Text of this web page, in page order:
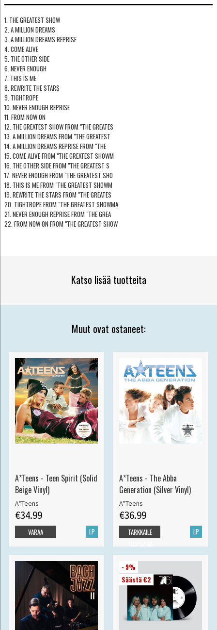
1. THE GREATEST SHOW
2. A MILLION DREAMS
3. A MILLION DREAMS REPRISE
4. COME ALIVE
5. THE OTHER SIDE
6. NEVER ENOUGH
7. THIS IS ME
8. REWRITE THE STARS
9. TIGHTROPE
10. NEVER ENOUGH REPRISE
11. FROM NOW ON
12. THE GREATEST SHOW FROM "THE GREATES
13. A MILLION DREAMS FROM "THE GREATEST
14. A MILLION DREAMS REPRISE FROM "THE
15. COME ALIVE FROM "THE GREATEST SHOWM
16. THE OTHER SIDE FROM "THE GREATEST S
17. NEVER ENOUGH FROM "THE GREATEST SHO
18. THIS IS ME FROM "THE GREATEST SHOWM
19. REWRITE THE STARS FROM "THE GREATES
20. TIGHTROPE FROM "THE GREATEST SHOWMA
21. NEVER ENOUGH REPRISE FROM "THE GREA
22. FROM NOW ON FROM "THE GREATEST SHOW
Katso lisää tuotteita
Muut ovat ostaneet:
A*Teens - Teen Spirit (Solid
Beige Vinyl)
A*Teens
€34.99
LP
VARAA
A*Teens - The Abba
Generation (Silver Vinyl)
A*Teens
€36.99
LP
TARKKAILE
- 9%
Säästä €2